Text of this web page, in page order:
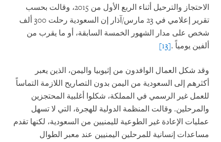
الاحتجاز والترحيل أثناء الربع الأول من 2015، وقالت بحسب
تقرير إعلامي في 23 مارس/آذار إن السعودية رحلت 300 ألف
شخص على مدار الشهور الخمسة السابقة، أو ما يقرب من
ألفين يومياً .
[13]
وقد شكل العمال الوافدون من إثيوبيا واليمن، الذين يعبر
أكثرهم إلى السعودية من اليمن بدون التصاريح اللازمة التماساً
للعمل غير الرسمي في المملكة، شكلوا أغلبية المحتجزين
والمرحلين. وقالت المنظمة الدولية للهجرة، التي لا تسهل
عمليات الإعادة غير الطوعية لليمنيين من السعودية، لكنها تقدم
مساعدات إنسانية للمرحلين اليمنيين عند معبر الطوال